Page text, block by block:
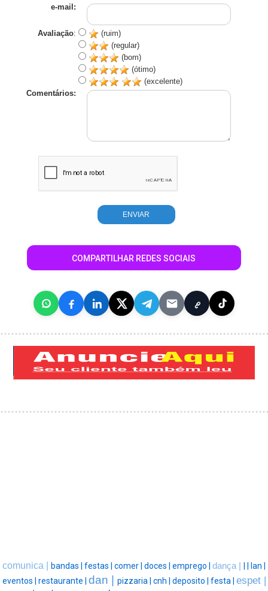
e-mail:
Avaliação:
(ruim)
(regular)
(bom)
(ótimo)
(excelente)
Comentários:
COMPARTILHAR REDES SOCIAIS
comunica | bandas | festas | comer | doces | emprego | dança | | | lan |
eventos | restaurante | dan | pizzaria | cnh | deposito | festa | espet |